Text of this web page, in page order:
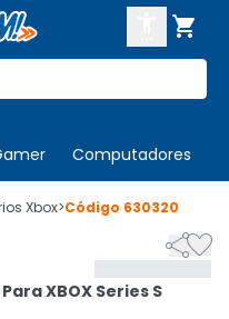

Computadores
SE
Xbox>Código 630320

XBOX Series S